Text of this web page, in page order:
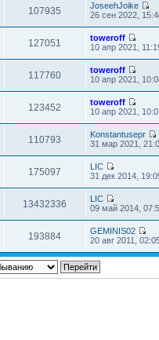
107935
JoseehJoike
26 сен 2022,
127051
toweroff
10 апр 2021,
117760
toweroff
10 апр 2021,
123452
toweroff
10 апр 2021,
110793
Konstantusepr
31 мар 2021,
175097
LIC
31 дек 2014,
13432336
LIC
09 май 2014,
193884
GEMINIS02
20 авг 2011,